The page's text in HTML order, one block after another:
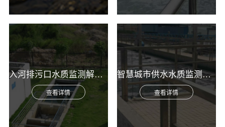
入河排污口水质监测解决方案
查看详情
智慧城市供水水质监测综合解决方案
查看详情